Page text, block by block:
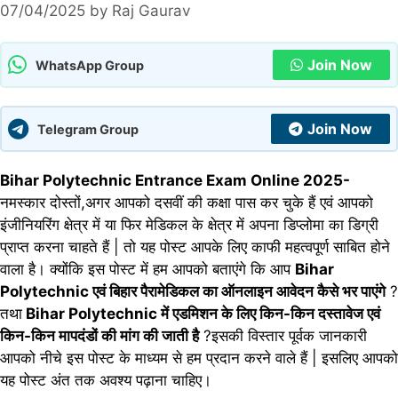
07/04/2025 by Raj Gaurav
WhatsApp Group Join Now
Telegram Group Join Now
Bihar Polytechnic Entrance Exam Online 2025-
नमस्कार दोस्तों,अगर आपको दसवीं की कक्षा पास कर चुके हैं एवं आपको
इंजीनियरिंग क्षेत्र में या फिर मेडिकल के क्षेत्र में अपना डिप्लोमा का डिग्री
प्राप्त करना चाहते हैं | तो यह पोस्ट आपके लिए काफी महत्वपूर्ण साबित होने
वाला है। क्योंकि इस पोस्ट में हम आपको बताएंगे कि आप Bihar
Polytechnic एवं बिहार पैरामेडिकल का ऑनलाइन आवेदन कैसे भर पाएंगे?
तथा Bihar Polytechnic में एडमिशन के लिए किन-किन दस्तावेज एवं
किन-किन मापदंडों की मांग की जाती है?इसकी विस्तार पूर्वक जानकारी
आपको नीचे इस पोस्ट के माध्यम से हम प्रदान करने वाले हैं | इसलिए आपको
यह पोस्ट अंत तक अवश्य पढ़ाना चाहिए।